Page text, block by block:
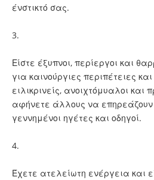
ένστικτό σας.
3.
Είστε έξυπνοι, περίεργοι και
για καινούργιες περιπέτειες
ειλικρινείς, ανοιχτόμυαλοι και
αφήνετε άλλους να επηρεάζουν
γεννημένοι ηγέτες και οδηγοί.
4.
Έχετε ατελείωτη ενέργεια και